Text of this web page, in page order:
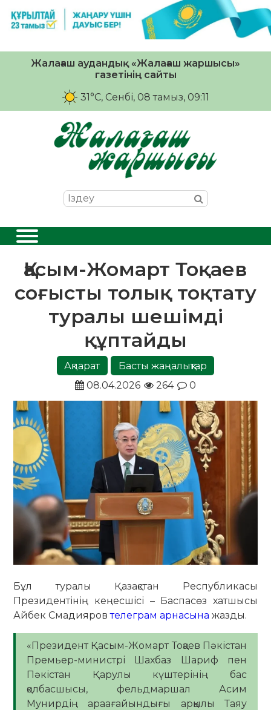
Жалағаш аудандық «Жалағаш жаршысы»
газетінің сайты
31°C, Сенбі, 08 тамыз, 09:11
Қасым-Жомарт Тоқаев
соғысты толық тоқтату
туралы шешімді
құптайды
Ақпарат
Басты жаңалықтар
08.04.2026
264 0
Бұл туралы Қазақстан Республикасы
Президентінің кеңесшісі – Баспасөз хатшысы
Айбек Смадияровтелеграм арнасына жазды.
«Президент Қасым-Жомарт Тоқаев Пәкістан
Премьер-министрі Шахбаз Шариф пен
Пәкістан Қарулы күштерінің бас
қолбасшысы, фельдмаршал Асим
Мунирдің араағайындығы арқылы Таяу